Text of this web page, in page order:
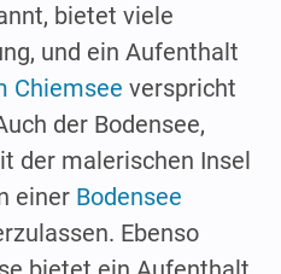
bietet viele
und ein Aufenthalt
Chiemsee verspricht
der Bodensee,
der malerischen Insel
einer Bodensee
Ebenso